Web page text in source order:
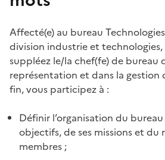
Affecté(e) au bureau
division industrie et
suppléez le/la chef(fe) de bureau
représentation et dans la gestion
fin, vous participez à :
Définir l’organisation du
objectifs, de ses missions et du
membres ;